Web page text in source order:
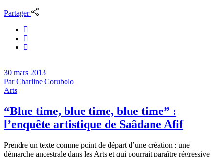
Partager
30 mars 2013
ParCharline Corubolo
Arts
“Blue time, blue time, blue time” :
l’enquête artistique de Saâdane Afif
Prendre un texte comme point de départ d’une création : une
démarche ancestrale dans les Arts et qui pourrait paraître régressive